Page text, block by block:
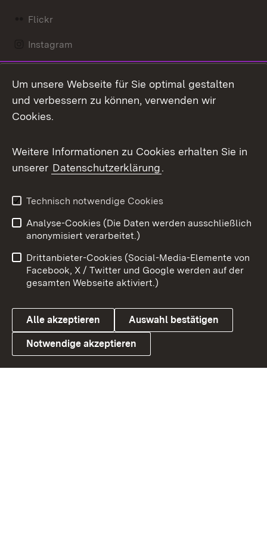
Flickr
Instagram
Mastodon
Messenger
Social Wall
X / Twitter
Youtube
Link zum Landesportal
Benutzungshinweise
Barrierefreiheit
Datenschutz
Cookies
Um unsere Webseite für Sie optimal gestalten
und verbessern zu können, verwenden wir
Cookies.
Weitere Informationen zu Cookies erhalten Sie in
unserer Datenschutzerklärung.
Technisch notwendige Cookies
Analyse-Cookies (Die Daten werden ausschließlich
anonymisiert verarbeitet.)
Drittanbieter-Cookies (Social-Media-Elemente von
Facebook, X / Twitter und Google werden auf der
gesamten Webseite aktiviert.)
Alle akzeptieren Auswahl bestätigen
Notwendige akzeptieren